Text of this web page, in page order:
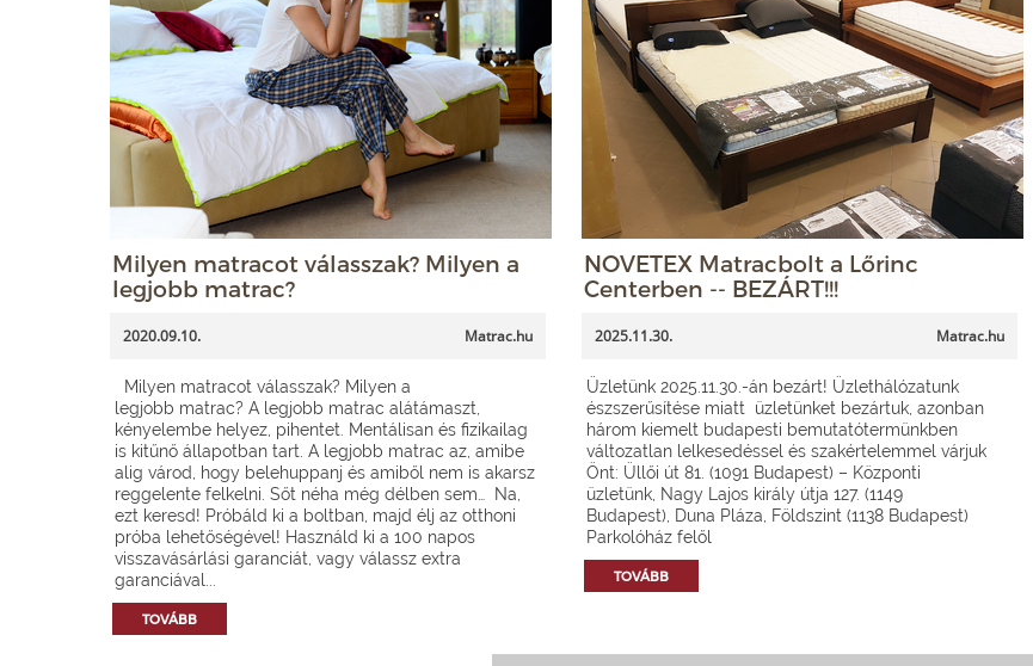
Milyen matracot válasszak? Milyen a
legjobb matrac?
2020.09.10. Matrac.hu
Milyen matracot válasszak? Milyen a
legjobb matrac? A legjobb matrac alátámaszt,
kényelembe helyez, pihentet. Mentálisan és fizikailag
is kitűnő állapotban tart. A legjobb matrac az, amibe
alig várod, hogy belehuppanj és amiből nem is akarsz
reggelente felkelni. Sőt néha még délben sem… Na,
ezt keresd! Próbáld ki a boltban, majd élj az otthoni
próba lehetőségével! Használd ki a 100 napos
visszavásárlási garanciát, vagy válassz extra
garanciával...
TOVÁBB
NOVETEX Matracbolt a Lőrinc
Centerben -- BEZÁRT!!!
2025.11.30. Matrac.hu
Üzletünk 2025.11.30.-án bezárt! Üzlethálózatunk
észszerűsítése miatt üzletünket bezártuk, azonban
három kiemelt budapesti bemutatótermünkben
változatlan lelkesedéssel és szakértelemmel várjuk
Önt: Üllői út 81. (1091 Budapest) – Központi
üzletünk, Nagy Lajos király útja 127. (1149
Budapest), Duna Pláza, Földszint (1138 Budapest)
Parkolóház felől
TOVÁBB